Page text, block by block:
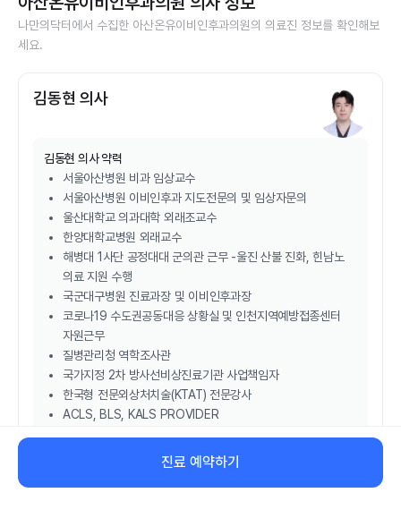
나만의닥터에서 수집한 아산온유이비인후과의원의 의료진 정보를 확인해보
세요.
김동현 의사
김동현 의사 약력
서울아산병원 비과 임상교수
서울아산병원 이비인후과 지도전문의 및 임상자문의
울산대학교 의과대학 외래조교수
한양대학교병원 외래교수
해병대 1사단 공정대대 군의관 근무 -울진 산불 진화, 힌남노
의료 지원 수행
국군대구병원 진료과장 및 이비인후과장
코로나19 수도권공동대응 상황실 및 인천지역예방접종센터
자원근무
질병관리청 역학조사관
국가지정 2차 방사선비상진료기관 사업책임자
한국형 전문외상처치술(KTAT) 전문강사
ACLS, BLS, KALS PROVIDER
비대면 진료 예약하기
진료 예약하기